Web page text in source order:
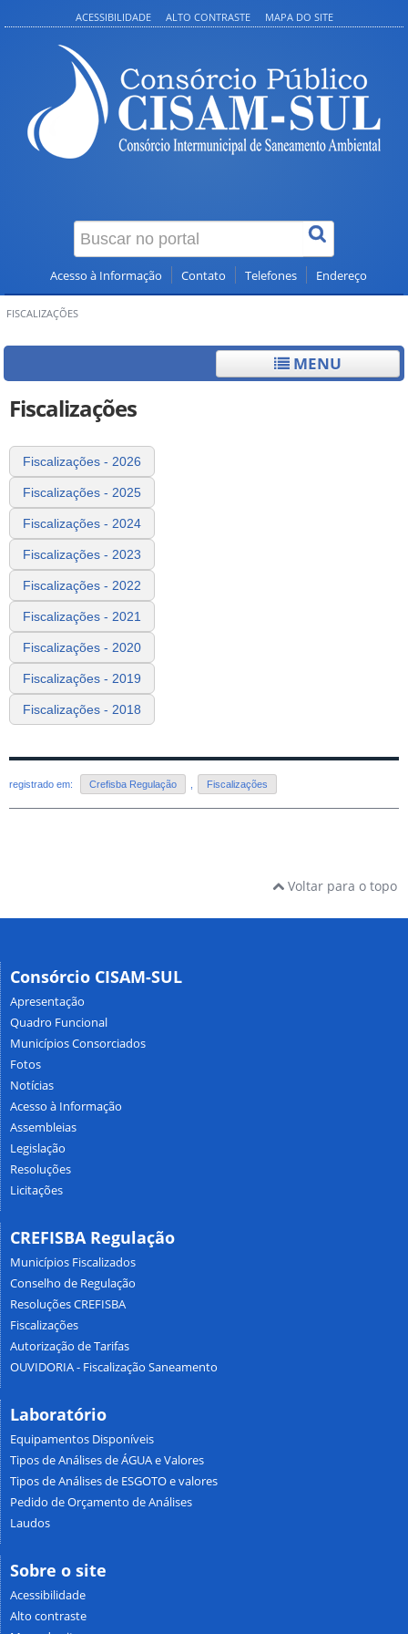
ACESSIBILIDADE ALTO CONTRASTE MAPA DO SITE
Acesso à Informação Contato Telefones Endereço
FISCALIZAÇÕES
MENU
Fiscalizações
Fiscalizações - 2026
Fiscalizações - 2025
Fiscalizações - 2024
Fiscalizações - 2023
Fiscalizações - 2022
Fiscalizações - 2021
Fiscalizações - 2020
Fiscalizações - 2019
Fiscalizações - 2018
registrado em: Crefisba Regulação Fiscalizações
Voltar para o topo
Consórcio CISAM-SUL
Apresentação
Quadro Funcional
Municípios Consorciados
Fotos
Notícias
Acesso à Informação
Assembleias
Legislação
Resoluções
Licitações
CREFISBA Regulação
Municípios Fiscalizados
Conselho de Regulação
Resoluções CREFISBA
Fiscalizações
Autorização de Tarifas
OUVIDORIA - Fiscalização Saneamento
Laboratório
Equipamentos Disponíveis
Tipos de Análises de ÁGUA e Valores
Tipos de Análises de ESGOTO e valores
Pedido de Orçamento de Análises
Laudos
Sobre o site
Acessibilidade
Alto contraste